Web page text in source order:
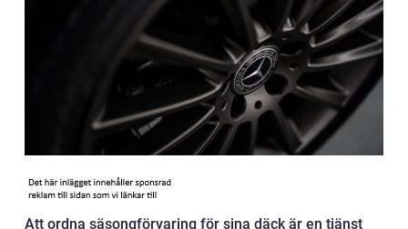
Att ordna säsongförvaring för sina däck är en tjänst